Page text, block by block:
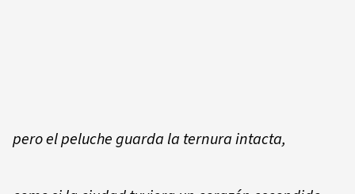
pero el peluche guarda la ternura intacta,